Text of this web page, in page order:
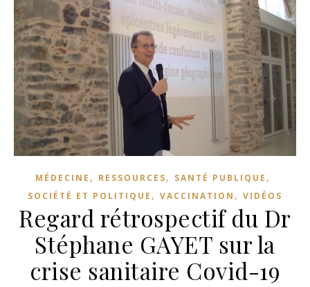
MÉDECINE , RESSOURCES, SANTÉ PUBLIQUE ,
SOCIÉTÉ ET POLITIQUE , VACCINATION , VIDÉOS
Regard rétrospectif du Dr
Stéphane GAYET sur la
crise sanitaire Covid-19